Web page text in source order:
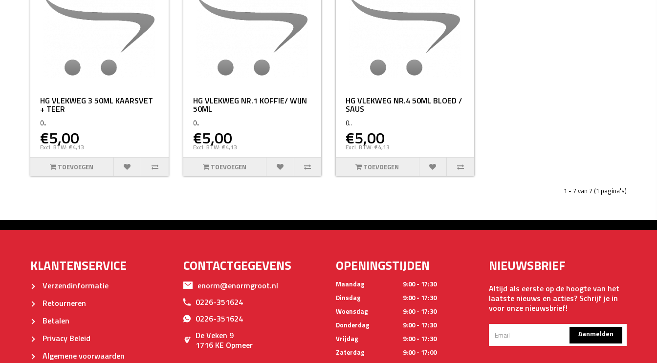
HG VLEKWEG 3 50ML KAARSVET
+ TEER
0..
€5,00
Excl. BTW: €4,13
TOEVOEGEN
HG VLEKWEG NR.1 KOFFIE/ WIJN
50ML
0..
€5,00
Excl. BTW: €4,13
TOEVOEGEN
HG VLEKWEG NR.4 50ML BLOED /
SAUS
0..
€5,00
Excl. BTW: €4,13
TOEVOEGEN
1 - 7 van 7 (1 pagina's)
KLANTENSERVICE
Verzendinformatie
Retourneren
Betalen
Privacy Beleid
Algemene voorwaarden
CONTACTGEGEVENS
enorm@enormgroot.nl
0226-351624
0226-351624
De Veken 9
1716 KE Opmeer
OPENINGSTIJDEN
Maandag
9:00 - 17:30
Dinsdag
9:00 - 17:30
Woensdag
9:00 - 17:30
Donderdag
9:00 - 17:30
Vrijdag
9:00 - 17:30
Zaterdag
9:00 - 17:00
NIEUWSBRIEF
Altijd als eerste op de hoogte van het
laatste nieuws en acties? Schrijf je in
voor onze nieuwsbrief!
Aanmelden